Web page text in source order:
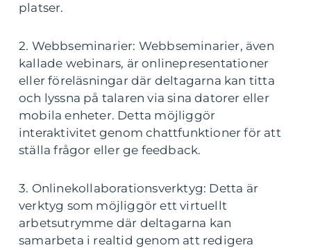
platser.
2. Webbseminarier: Webbseminarier, även
kallade webinars, är onlinepresentationer
eller föreläsningar där deltagarna kan titta
och lyssna på talaren via sina datorer eller
mobila enheter. Detta möjliggör
interaktivitet genom chattfunktioner för att
ställa frågor eller ge feedback.
3. Onlinekollaborationsverktyg: Detta är
verktyg som möjliggör ett virtuellt
arbetsutrymme där deltagarna kan
samarbeta i realtid genom att redigera